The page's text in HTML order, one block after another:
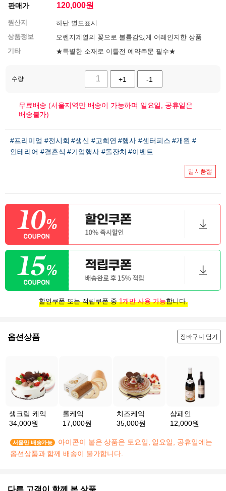
판매가 120,000원
원산지
하단 별도표시
상품정보
오렌지계열의 꽃으로 볼륨감있게 어레인지한 상품
기타
★특별한 소재로 이틀전 예약주문 필수★
수량 +1 -1
무료배송 (서울지역만 배송이 가능하며 일요일, 공휴일은
배송불가)
#프리미엄 #전시회 #생신 #고희연 #행사 #센터피스 #개원 #
인테리어 #결혼식 #기업행사 #돌잔치 #이벤트
할인쿠폰 또는 적립쿠폰 중1개만 사용 가능합니다.
옵션상품 장바구니 담기
생크림 케익
34,000원
롤케익
17,000원
치즈케익
35,000원
샴페인
12,000원
서울만 배송가능
아이콘이 붙은 상품은 토요일, 일요일, 공휴일에는
옵션상품과 함께 배송이 불가합니다.